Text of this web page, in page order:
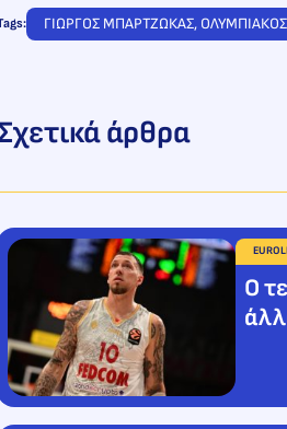
ΓΙΩΡΓΟΣ ΜΠΑΡΤΖΩΚΑΣ, ΟΛΥΜΠΙΑΚΟΣ
άρθρα
Ο